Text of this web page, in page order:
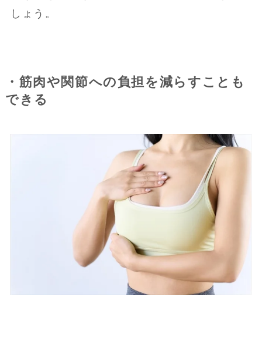
しょう。
・筋肉や関節への負担を減らすことも
できる